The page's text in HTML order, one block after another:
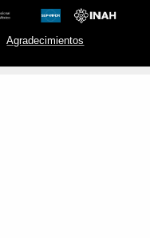
Agradecimientos